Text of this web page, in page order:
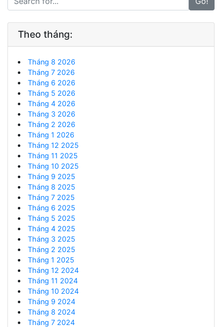
Theo tháng:
Tháng 8 2026
Tháng 7 2026
Tháng 6 2026
Tháng 5 2026
Tháng 4 2026
Tháng 3 2026
Tháng 2 2026
Tháng 1 2026
Tháng 12 2025
Tháng 11 2025
Tháng 10 2025
Tháng 9 2025
Tháng 8 2025
Tháng 7 2025
Tháng 6 2025
Tháng 5 2025
Tháng 4 2025
Tháng 3 2025
Tháng 2 2025
Tháng 1 2025
Tháng 12 2024
Tháng 11 2024
Tháng 10 2024
Tháng 9 2024
Tháng 8 2024
Tháng 7 2024